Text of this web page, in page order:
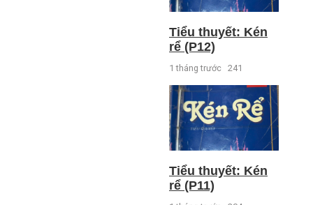
Tiểu thuyết: Kén
rể (P12)
1 tháng trước 241
Tiểu thuyết: Kén
rể (P11)